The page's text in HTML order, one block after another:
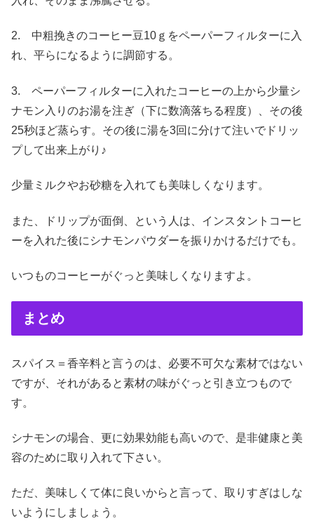
2. 中粗挽きのコーヒー豆10ｇをペーパーフィルターに入
れ、平らになるように調節する。
3. ペーパーフィルターに入れたコーヒーの上から少量シ
ナモン入りのお湯を注ぎ（下に数滴落ちる程度）、その後
25秒ほど蒸らす。その後に湯を3回に分けて注いでドリッ
プして出来上がり♪
少量ミルクやお砂糖を入れても美味しくなります。
また、ドリップが面倒、という人は、インスタントコーヒ
ーを入れた後にシナモンパウダーを振りかけるだけでも。
いつものコーヒーがぐっと美味しくなりますよ。
まとめ
スパイス＝香辛料と言うのは、必要不可欠な素材ではない
ですが、それがあると素材の味がぐっと引き立つもので
す。
シナモンの場合、更に効果効能も高いので、是非健康と美
容のために取り入れて下さい。
ただ、美味しくて体に良いからと言って、取りすぎはしな
いようにしましょう。